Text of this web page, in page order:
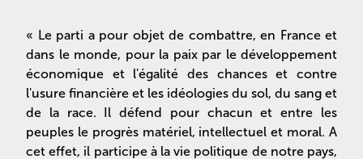
« Le parti a pour objet de combattre, en France et
dans le monde, pour la paix par le développement
économique et l'égalité des chances et contre
l'usure financière et les idéologies du sol, du sang et
de la race. Il défend pour chacun et entre les
peuples le progrès matériel, intellectuel et moral. A
cet effet, il participe à la vie politique de notre pays,